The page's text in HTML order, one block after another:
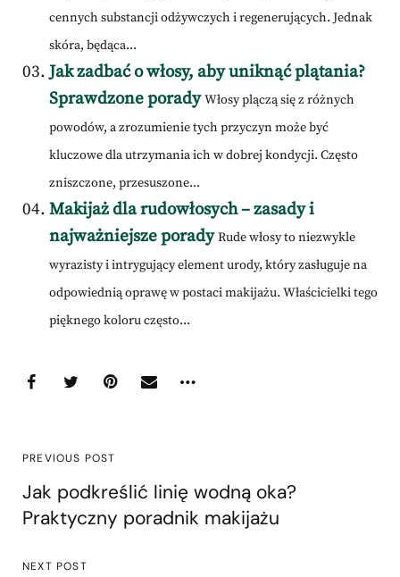
cennych substancji odżywczych i regenerujących. Jednak
skóra, będąca...
Jak zadbać o włosy, aby uniknąć plątania?
Sprawdzone porady Włosy plączą się z różnych
powodów, a zrozumienie tych przyczyn może być
kluczowe dla utrzymania ich w dobrej kondycji. Często
zniszczone, przesuszone...
Makijaż dla rudowłosych – zasady i
najważniejsze porady Rude włosy to niezwykle
wyrazisty i intrygujący element urody, który zasługuje na
odpowiednią oprawę w postaci makijażu. Właścicielki tego
pięknego koloru często...
PREVIOUS POST
Jak podkreślić linię wodną oka?
Praktyczny poradnik makijażu
NEXT POST